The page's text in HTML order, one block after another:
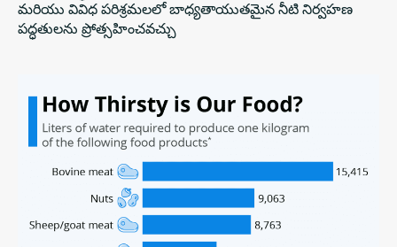
మరియు వివిధ పరిశ్రమలలోబాధ్యతాయుతమైన నీటి నిర్వహణ
పద్ధతులను ప్రోత్సహించవచ్చు